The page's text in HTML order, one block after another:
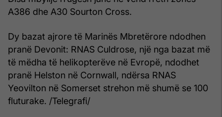
A386 dhe A30 Sourton Cross.
Dy bazat ajrore të Marinës Mbretërore ndodhen
pranë Devonit: RNAS Culdrose, një nga bazat më
të mëdha të helikopterëve në Evropë, ndodhet
pranë Helston në Cornwall, ndërsa RNAS
Yeovilton në Somerset strehon më shumë se 100
fluturake. /Telegrafi/